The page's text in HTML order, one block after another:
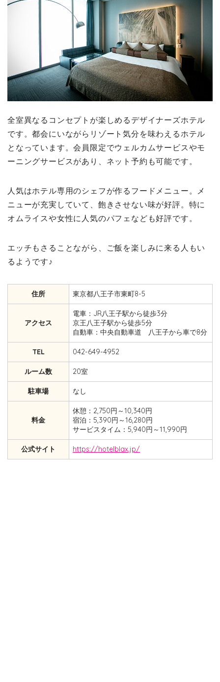
全室異なるコンセプトが楽しめるデザイナーズホテル
です。都会にいながらリゾート気分を味わえるホテル
となっています。会員限定でウェルカムサービスやモ
ーニングサービスがあり、ネット予約も可能です。
人気はホテル専用のシェフが作るフードメニュー。メ
ニューが充実していて、飽きさせない味が好評。特に
オムライスや女性に人気のパフェなども好評です。
エッチもさることながら、ご飯を楽しみに来る人もい
るようです♪
住所 東京都八王子市東町8-5
アクセス
電車：JR八王子駅から徒歩3分
京王八王子駅から徒歩5分
自動車：中央自動車道 八王子から車で8分
TEL 042-649-4952
ルーム数 20室
駐車場 なし
料金
休憩：2,750円～10,340円
宿泊：5,390円～16,280円
サービスタイム：5,940円～11,990円
公式サイト https://hotelblax.jp/